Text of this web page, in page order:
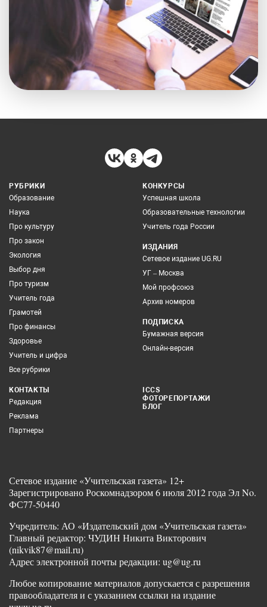
РУБРИКИ
Образование
Наука
Про культуру
Про закон
Экология
Выбор дня
Про туризм
Учитель года
Грамотей
Про финансы
Здоровье
Учитель и цифра
Все рубрики
КОНКУРСЫ
Успешная школа
Образовательные технологии
Учитель года России
ИЗДАНИЯ
Сетевое издание UG.RU
УГ – Москва
Мой профсоюз
Архив номеров
ПОДПИСКА
Бумажная версия
Онлайн-версия
КОНТАКТЫ
Редакция
Реклама
Партнеры
ICCS
ФОТОРЕПОРТАЖИ
БЛОГ
Сетевое издание «Учительская газета» 12+
Зарегистрировано Роскомнадзором 6 июля 2012 года Эл No.
ФС77-50440
Учредитель: АО «Издательский дом «Учительская газета»
Главный редактор: ЧУДИН Никита Викторович
(nikvik87@mail.ru)
Адрес электронной почты редакции: ug@ug.ru
Любое копирование материалов допускается с разрешения
правообладателя и с указанием ссылки на издание